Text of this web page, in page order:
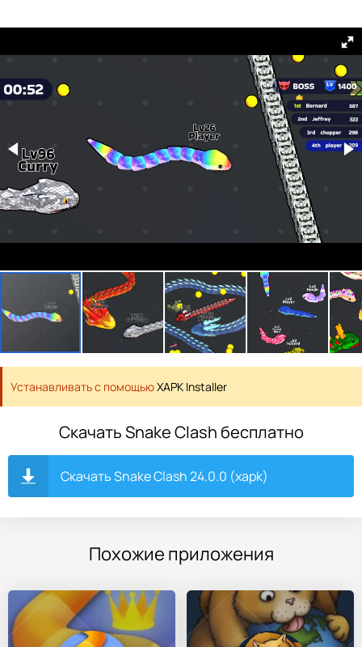
Устанавливать с помощьюXAPK Installer
Скачать Snake Clash бесплатно
Скачать Snake Clash 24.0.0 (xapk)
Похожие приложения